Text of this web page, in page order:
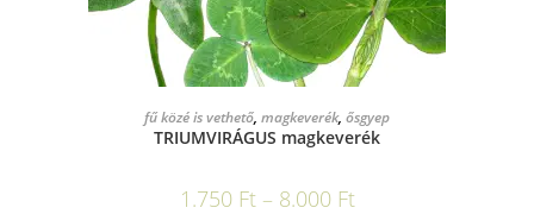
OPCIÓK VÁLASZTÁSA
fű közé is vethető, magkeverék, ősgyep
TRIUMVIRÁGUS magkeverék
1.750 Ft – 8.000 Ft